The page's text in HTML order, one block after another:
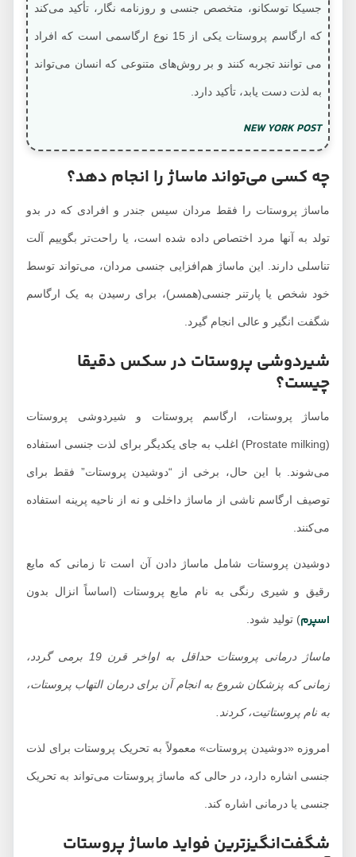
جسیکا توسکانو، متخصص جنسی و روزنامه نگار، تأکید می‌کند
که ارگاسم پروستات یکی از 15 نوع ارگاسمی است که افراد
می توانند تجربه کنند و بر روش‌های متنوعی که انسان می‌تواند
به لذت دست یابد، تأکید دارد.
NEW YORK POST
چه کسی می‌تواند ماساژ را انجام دهد؟
ماساژ پروستات را فقط مردان سیس جندر و افرادی که در بدو
تولد به آنها مرد اختصاص داده شده است، یا راحت‌تر بگوییم آلت
تناسلی دارند. این ماساژ هم‌افزایی جنسی مردان، می‌تواند توسط
خود شخص یا پارتنر جنسی(همسر)، برای رسیدن به یک ارگاسم
شگفت انگیر و عالی انجام گیرد.
شیردوشی پروستات در سکس دقیقا
چیست؟
ماساژ پروستات، ارگاسم پروستات و شیردوشی پروستات
(Prostate milking) اغلب به جای یکدیگر برای لذت جنسی استفاده
می‌شوند. با این حال، برخی از “دوشیدن پروستات” فقط برای
توصیف ارگاسم ناشی از ماساژ داخلی و نه از ناحیه پرینه استفاده
می‌کنند.
دوشیدن پروستات شامل ماساژ دادن آن است تا زمانی که مایع
رقیق و شیری رنگی به نام مایع پروستات (اساساً انزال بدون
اسپرم) تولید شود.
ماساژ درمانی پروستات حداقل به اواخر قرن 19 برمی گردد،
زمانی که پزشکان شروع به انجام آن برای درمان التهاب پروستات،
به نام پروستاتیت، کردند.
امروزه «دوشیدن پروستات» معمولاً به تحریک پروستات برای لذت
جنسی اشاره دارد، در حالی که ماساژ پروستات می‌تواند به تحریک
جنسی یا درمانی اشاره کند.
شگفت‌انگیزترین فواید ماساژ پروستات​